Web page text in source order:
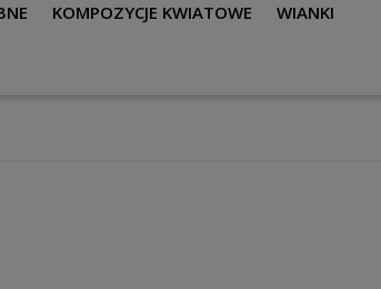
KOMPOZYCJE KWIATOWE WIANKI